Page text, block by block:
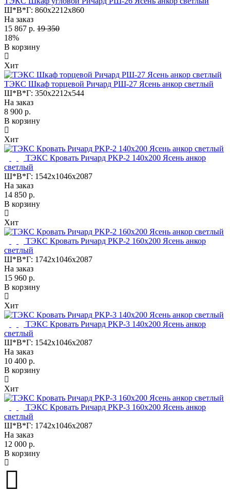
Ш*В*Г: 860x2212x860
На заказ
15 867 р. 19 350
18%
В корзину
Хит
ТЭКС Шкаф торцевой Ричард РШ-27 Ясень анкор светлый
Ш*В*Г: 350x2212x544
На заказ
8 900 р.
В корзину
Хит
ТЭКС Кровать Ричард PKP-2 140х200 Ясень анкор
светлый
Ш*В*Г: 1542x1046x2087
На заказ
14 850 р.
В корзину
Хит
ТЭКС Кровать Ричард PKP-2 160х200 Ясень анкор
светлый
Ш*В*Г: 1742x1046x2087
На заказ
15 960 р.
В корзину
Хит
ТЭКС Кровать Ричард PKP-3 140х200 Ясень анкор
светлый
Ш*В*Г: 1542x1046x2087
На заказ
10 400 р.
В корзину
Хит
ТЭКС Кровать Ричард PKP-3 160х200 Ясень анкор
светлый
Ш*В*Г: 1742x1046x2087
На заказ
12 000 р.
В корзину